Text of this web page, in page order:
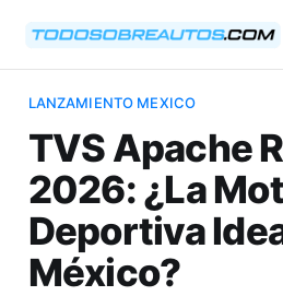
LANZAMIENTO MEXICO
TVS Apache
2026: ¿La
Deportiva
México?